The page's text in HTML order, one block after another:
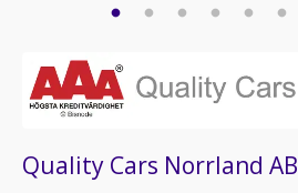
Quality Cars Norrland AB